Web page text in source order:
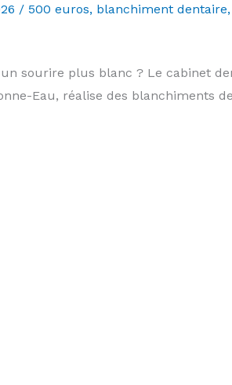
/ 500 euros, blanchiment dentaire,
sourire plus blanc ? Le cabinet
Eau, réalise des blanchiments